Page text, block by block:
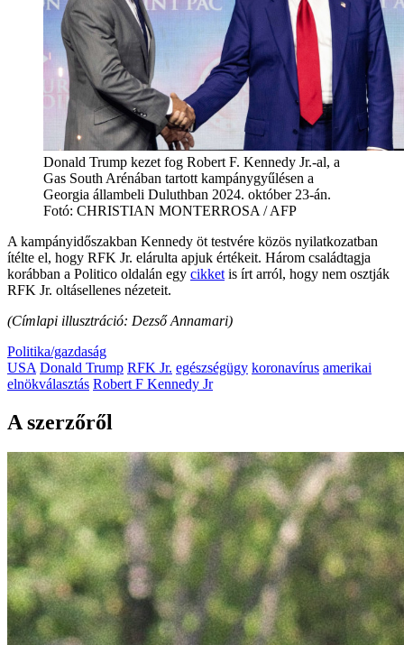
Donald Trump kezet fog Robert F. Kennedy Jr.-al, a
Gas South Arénában tartott kampánygyűlésen a
Georgia állambeli Duluthban 2024. október 23-án.
Fotó: CHRISTIAN MONTERROSA / AFP
A kampányidőszakban Kennedy öt testvére közös nyilatkozatban
ítélte el, hogy RFK Jr. elárulta apjuk értékeit. Három családtagja
korábban a Politico oldalán egy cikket is írt arról, hogy nem osztják
RFK Jr. oltásellenes nézeteit.
(Címlapi illusztráció: Dezső Annamari)
Politika/gazdaság
USA Donald Trump RFK Jr. egészségügy koronavírus amerikai
elnökválasztás Robert F Kennedy Jr
A szerzőről